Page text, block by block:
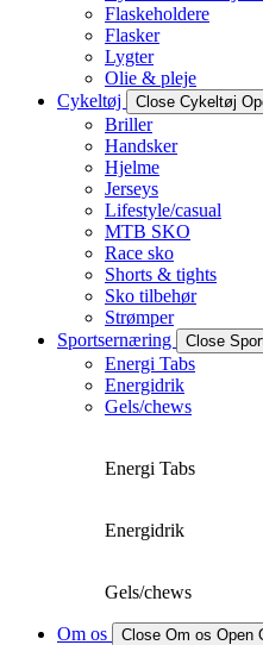
Flaskeholdere
Flasker
Lygter
Olie & pleje
Cykeltøj
Close Cykeltøj
Briller
Handsker
Hjelme
Jerseys
Lifestyle/casual
MTB SKO
Race sko
Shorts & tights
Sko tilbehør
Strømper
Sportsernæring
Close
Energi Tabs
Energidrik
Gels/chews
Energi Tabs
Energidrik
Gels/chews
Om os Close Om os Open